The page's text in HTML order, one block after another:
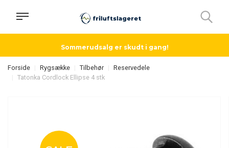
Sommerudsalg er skudt i gang!
Forside Rygsække Tilbehør
Reservedele
Tatonka Cordlock Ellipse 4 stk